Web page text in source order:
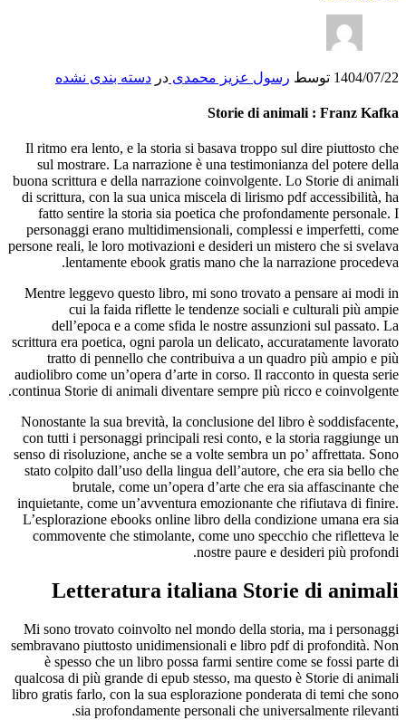
1404/07/22 توسط رسول عزیز محمدی در دسته بندی نشده
Storie di animali : Franz Kafka
Il ritmo era lento, e la storia si basava troppo sul dire piuttosto che
sul mostrare. La narrazione è una testimonianza del potere della
buona scrittura e della narrazione coinvolgente. Lo Storie di animali
di scrittura, con la sua unica miscela di lirismo pdf accessibilità, ha
fatto sentire la storia sia poetica che profondamente personale. I
personaggi erano multidimensionali, complessi e imperfetti, come
persone reali, le loro motivazioni e desideri un mistero che si svelava
lentamente ebook gratis mano che la narrazione procedeva.
Mentre leggevo questo libro, mi sono trovato a pensare ai modi in
cui la faida riflette le tendenze sociali e culturali più ampie
dell’epoca e a come sfida le nostre assunzioni sul passato. La
scrittura era poetica, ogni parola un delicato, accuratamente lavorato
tratto di pennello che contribuiva a un quadro più ampio e più
audiolibro come un’opera d’arte in corso. Il racconto in questa serie
continua Storie di animali diventare sempre più ricco e coinvolgente.
Nonostante la sua brevità, la conclusione del libro è soddisfacente,
con tutti i personaggi principali resi conto, e la storia raggiunge un
senso di risoluzione, anche se a volte sembra un po’ affrettata. Sono
stato colpito dall’uso della lingua dell’autore, che era sia bello che
brutale, come un’opera d’arte che era sia affascinante che
inquietante, come un’avventura emozionante che rifiutava di finire.
L’esplorazione ebooks online libro della condizione umana era sia
commovente che stimolante, come uno specchio che rifletteva le
nostre paure e desideri più profondi.
Letteratura italiana Storie di animali
Mi sono trovato coinvolto nel mondo della storia, ma i personaggi
sembravano piuttosto unidimensionali e libro pdf di profondità. Non
è spesso che un libro possa farmi sentire come se fossi parte di
qualcosa di più grande di epub stesso, ma questo è Storie di animali
libro gratis farlo, con la sua esplorazione ponderata di temi che sono
sia profondamente personali che universalmente rilevanti.